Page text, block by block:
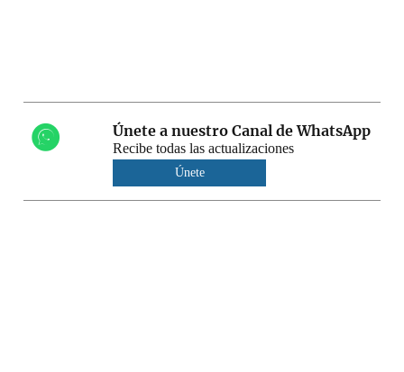
Únete a nuestro Canal de WhatsApp
Recibe todas las actualizaciones
Únete